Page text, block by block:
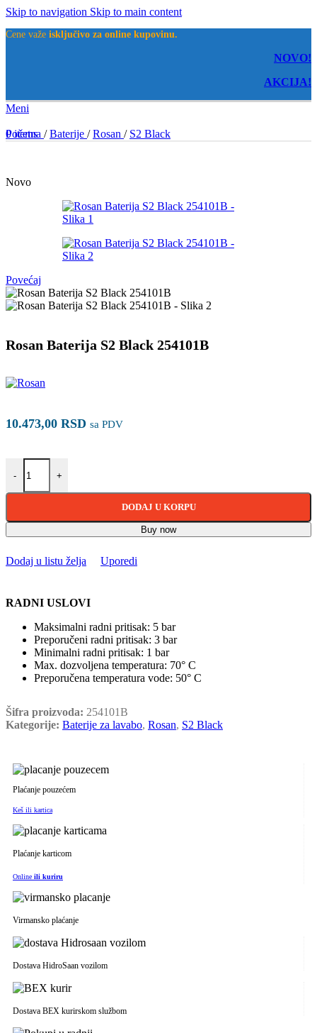
Skip to navigation Skip to main content
Cene važe isključivo za online kupovinu.
NOVO!
AKCIJA!
Meni
0items
Početna / Baterije / Rosan / S2 Black
Novo
Povećaj
Rosan Baterija S2 Black 254101B
10.473,00 RSD sa PDV
-
Rosan Baterija S2 Black 254101B količina
+
DODAJ U KORPU
Buy now
Dodaj u listu želja Uporedi
RADNI USLOVI
Maksimalni radni pritisak: 5 bar
Preporučeni radni pritisak: 3 bar
Minimalni radni pritisak: 1 bar
Max. dozvoljena temperatura: 70° C
Preporučena temperatura vode: 50° C
Šifra proizvoda: 254101B
Kategorije: Baterije za lavabo, Rosan, S2 Black
Plaćanje pouzećem
Keš ili kartica
Plaćanje karticom
Online ili kuriru
Virmansko plaćanje
Dostava HidroSaan vozilom
Dostava BEX kurirskom službom